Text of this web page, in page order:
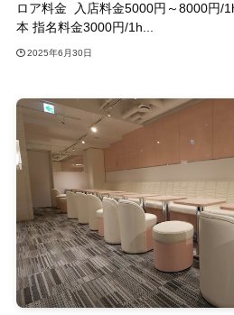
ロア料金 入店料金5000円～8000円/
本 指名料金3000円/1h...
2025年6月30日